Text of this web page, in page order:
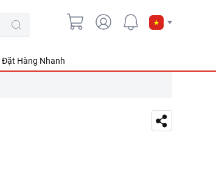
Đặt Hàng Nhanh